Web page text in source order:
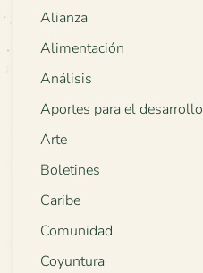
Alianza
Alimentación
Análisis
Aportes para el desarrollo
Arte
Boletines
Caribe
Comunidad
Coyuntura